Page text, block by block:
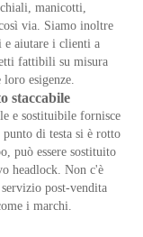
manicotti,
via. Siamo inoltre
e aiutare i clienti a
fattibili su misura
esigenze.
staccabile
e sostituibile fornisce
di testa si è rotto
può essere sostituito
headlock. Non c'è
post-vendita
i marchi.